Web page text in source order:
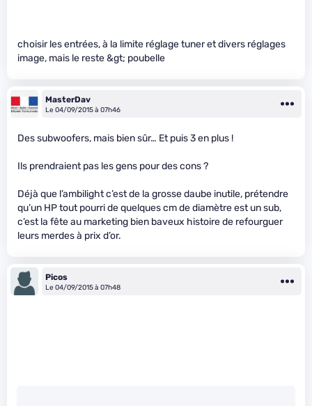
choisir les entrées, à la limite réglage tuner et divers réglages
image, mais le reste &gt; poubelle
MasterDav
Le 04/09/2015 à 07h46
Des subwoofers, mais bien sûr… Et puis 3 en plus !
Ils prendraient pas les gens pour des cons ?
Déjà que l’ambilight c’est de la grosse daube inutile, prétendre
qu’un HP tout pourri de quelques cm de diamètre est un sub,
c’est la fête au marketing bien baveux histoire de refourguer
leurs merdes à prix d’or.
Picos
Le 04/09/2015 à 07h48